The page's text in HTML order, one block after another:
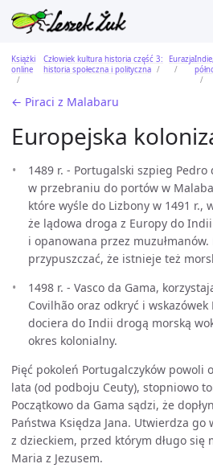
Książki
online
Człowiek kultura historia część 3:
historia społeczna i polityczna
Eurazja
← Piraci z Malabaru
Europejska
1489 r. - Portugalski szpieg Pedro
w przebraniu do portów w
które wyśle do Lizbony w 1491 r.,
że lądowa droga z Europy do
i opanowana przez
przypuszczać, że istnieje też
1498 r. - Vasco da Gama,
Covilhão oraz odkryć i
dociera do Indii drogą morską
okres kolonialny.
Pięć pokoleń Portugalczyków powoli
lata (od podboju Ceuty), stopniowo
Początkowo da Gama sądzi, że
Państwa Księdza Jana. Utwierdza
z dzieckiem, przed którym długo się
Maria z Jezusem.